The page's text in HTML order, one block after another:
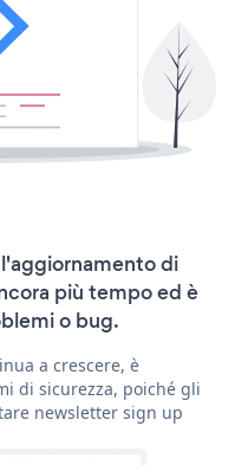
di
più tempo ed è
o bug.
a crescere, è
di sicurezza, poiché gli
newsletter sign up